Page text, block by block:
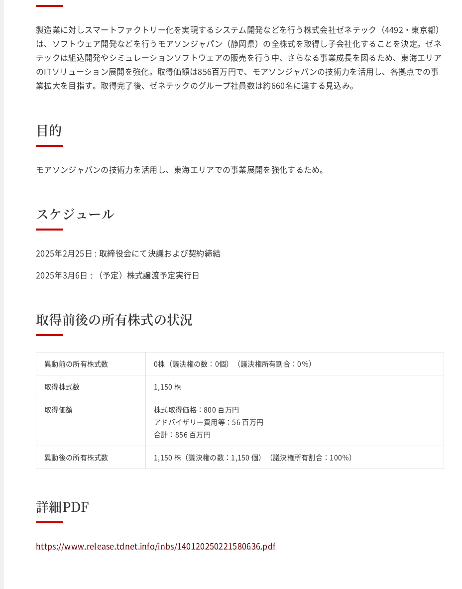
製造業に対しスマートファクトリー化を実現するシステム開発などを行う株式会社ゼネテック（4492・東京都）
は、ソフトウェア開発などを行うモアソンジャパン（静岡県）の全株式を取得し子会社化することを決定。ゼネ
テックは組込開発やシミュレーションソフトウェアの販売を行う中、さらなる事業成長を図るため、東海エリア
のITソリューション展開を強化。取得価額は856百万円で、モアソンジャパンの技術力を活用し、各拠点での事
業拡大を目指す。取得完了後、ゼネテックのグループ社員数は約660名に達する見込み。
目的
モアソンジャパンの技術力を活用し、東海エリアでの事業展開を強化するため。
スケジュール
2025年2月25日 : 取締役会にて決議および契約締結
2025年3月6日 : （予定）株式譲渡予定実行日
取得前後の所有株式の状況
異動前の所有株式数 0株（議決権の数：0個）（議決権所有割合：0％）
取得株式数 1,150 株
取得価額
株式取得価格：800 百万円
アドバイザリー費用等：56 百万円
合計：856 百万円
異動後の所有株式数 1,150 株（議決権の数：1,150 個）（議決権所有割合：100％）
詳細PDF
https://www.release.tdnet.info/inbs/140120250221580636.pdf